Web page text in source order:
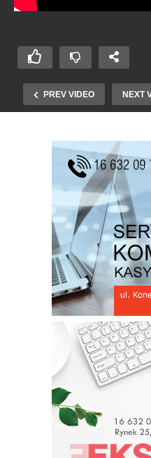
PREV VIDEO NEXT
Uroczysta Sesja Rady